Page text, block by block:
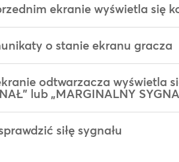
ekranie wyświetla się
o stanie ekranu gracza
odtwarzacza wyświetla
lub „MARGINALNY
siłę sygnału